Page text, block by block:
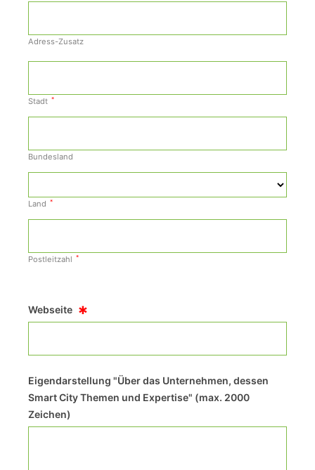
Adress-Zusatz
Stadt *
Bundesland
Land *
Postleitzahl *
Webseite *
Eigendarstellung "Über das Unternehmen, dessen
Smart City Themen und Expertise" (max. 2000
Zeichen)